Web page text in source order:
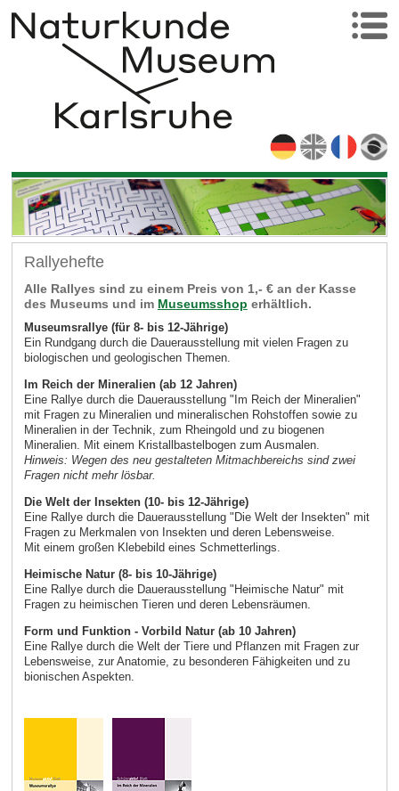
Rallyehefte
Alle Rallyes sind zu einem Preis von 1,- € an der Kasse
des Museums und im Museumsshop erhältlich.
Museumsrallye (für 8- bis 12-Jährige)
Ein Rundgang durch die Dauerausstellung mit vielen Fragen zu
biologischen und geologischen Themen.
Im Reich der Mineralien (ab 12 Jahren)
Eine Rallye durch die Dauerausstellung "Im Reich der Mineralien"
mit Fragen zu Mineralien und mineralischen Rohstoffen sowie zu
Mineralien in der Technik, zum Rheingold und zu biogenen
Mineralien. Mit einem Kristallbastelbogen zum Ausmalen.
Hinweis: Wegen des neu gestalteten Mitmachbereichs sind zwei
Fragen nicht mehr lösbar.
Die Welt der Insekten (10- bis 12-Jährige)
Eine Rallye durch die Dauerausstellung "Die Welt der Insekten" mit
Fragen zu Merkmalen von Insekten und deren Lebensweise.
Mit einem großen Klebebild eines Schmetterlings.
Heimische Natur (8- bis 10-Jährige)
Eine Rallye durch die Dauerausstellung "Heimische Natur" mit
Fragen zu heimischen Tieren und deren Lebensräumen.
Form und Funktion - Vorbild Natur (ab 10 Jahren)
Eine Rallye durch die Welt der Tiere und Pflanzen mit Fragen zur
Lebensweise, zur Anatomie, zu besonderen Fähigkeiten und zu
bionischen Aspekten.